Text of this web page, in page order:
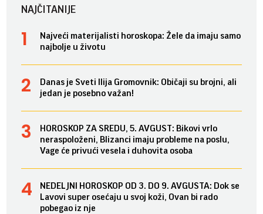
NAJČITANIJE
Najveći materijalisti horoskopa: Žele da imaju samo
najbolje u životu
Danas je Sveti Ilija Gromovnik: Običaji su brojni, ali
jedan je posebno važan!
HOROSKOP ZA SREDU, 5. AVGUST: Bikovi vrlo
neraspoloženi, Blizanci imaju probleme na poslu,
Vage će privući vesela i duhovita osoba
NEDELJNI HOROSKOP OD 3. DO 9. AVGUSTA: Dok se
Lavovi super osećaju u svoj koži, Ovan bi rado
pobegao iz nje